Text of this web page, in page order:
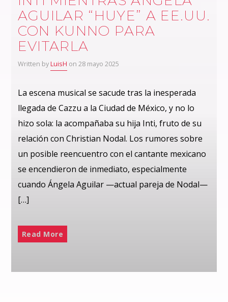
AGUILAR “HUYE” A EE.UU.
CON KUNNO PARA
EVITARLA
Written byLuisH on 28 mayo 2025
La escena musical se sacude tras la inesperada
llegada de Cazzu a la Ciudad de México, y no lo
hizo sola: la acompañaba su hija Inti, fruto de su
relación con Christian Nodal. Los rumores sobre
un posible reencuentro con el cantante mexicano
se encendieron de inmediato, especialmente
cuando Ángela Aguilar —actual pareja de Nodal—
[…]
Read More